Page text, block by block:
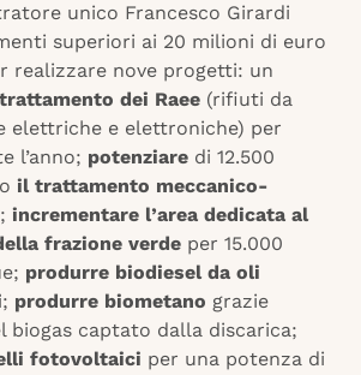
unico Francesco Girardi
superiori ai 20 milioni di euro
realizzare nove progetti: un
dei Raee (rifiuti da
elettriche e elettroniche) per
l’anno; potenziare di 12.500
il trattamento meccanico-
incrementare l’area dedicata al
frazione verde per 15.000
produrre biodiesel da oli
; produrre biometano grazie
biogas captato dalla discarica;
fotovoltaici per una potenza di